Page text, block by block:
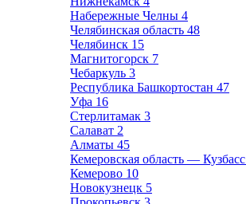
Набережные Челны 4
Челябинская область 48
Челябинск 15
Магнитогорск 7
Чебаркуль 3
Республика Башкортостан 47
Уфа 16
Стерлитамак 3
Салават 2
Алматы 45
Кемеровская область — Кузбасс
Кемерово 10
Новокузнецк 5